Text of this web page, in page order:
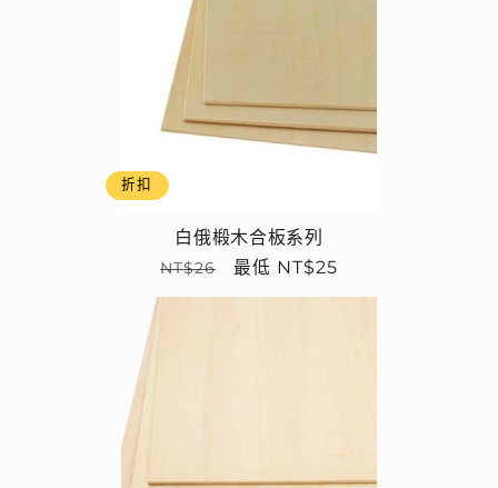
折扣
白俄椴木合板系列
定
NT$26
售
最低 NT$25